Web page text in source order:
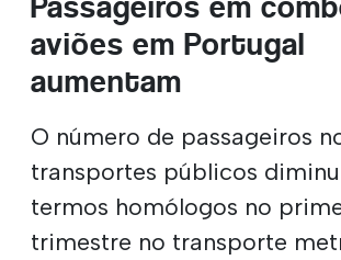
aviões em Portugal
aumentam
O número de passageiros
transportes públicos
termos homólogos no
trimestre no transporte